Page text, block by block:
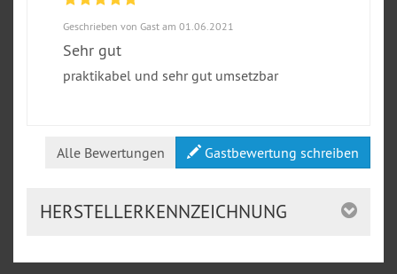
Geschrieben von Gast am 01.06.2021
Sehr gut
praktikabel und sehr gut umsetzbar
Alle Bewertungen Gastbewertung schreiben
HERSTELLERKENNZEICHNUNG